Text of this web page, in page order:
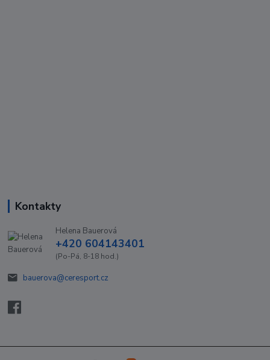
Kontakty
Helena Bauerová
+420 604143401
(Po-Pá, 8-18 hod.)
bauerova@ceresport.cz